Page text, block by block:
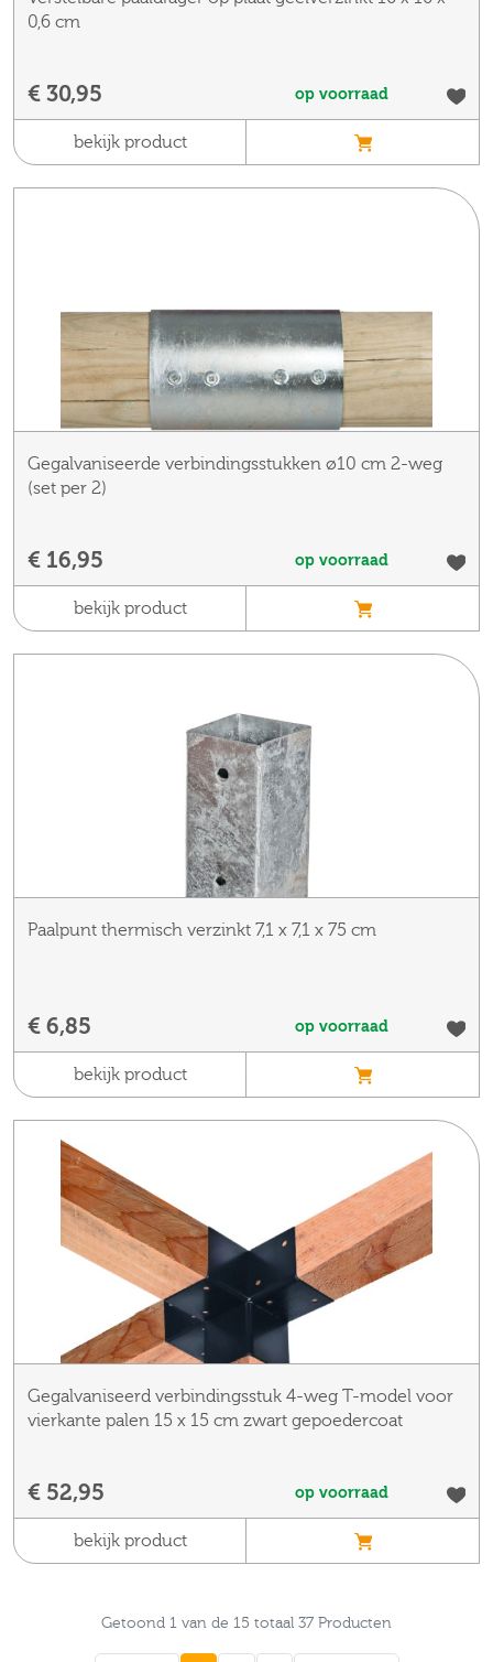
0,6 cm
€ 30,95 op voorraad
bekijk product
Gegalvaniseerde verbindingsstukken ø10 cm 2-weg
(set per 2)
€ 16,95 op voorraad
bekijk product
Paalpunt thermisch verzinkt 7,1 x 7,1 x 75 cm
€ 6,85 op voorraad
bekijk product
Gegalvaniseerd verbindingsstuk 4-weg T-model voor
vierkante palen 15 x 15 cm zwart gepoedercoat
€ 52,95 op voorraad
bekijk product
Getoond 1 van de 15 totaal 37 Producten